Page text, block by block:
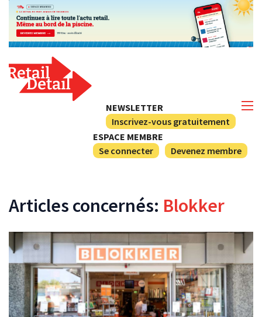
NEWSLETTER
Inscrivez-vous gratuitement
ESPACE MEMBRE
Se connecter
Devenez membre
Articles concernés: Blokker